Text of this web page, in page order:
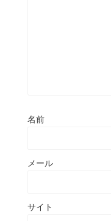
名前
メール
サイト